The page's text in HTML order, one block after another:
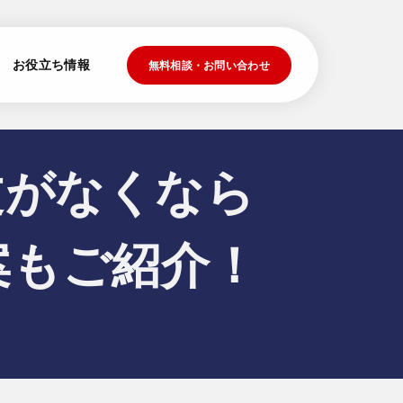
お役立ち情報 無料相談・お問い合わせ
なくなら
ご紹介！